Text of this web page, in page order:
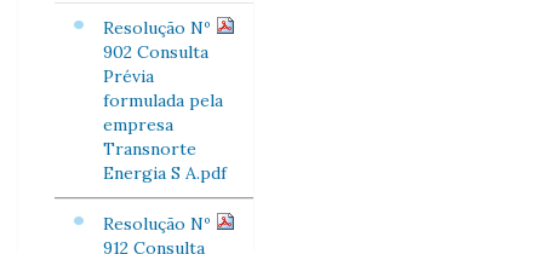
Resolução Nº
902 Consulta
Prévia
formulada pela
empresa
Transnorte
Energia S A.pdf
Resolução Nº
912 Consulta